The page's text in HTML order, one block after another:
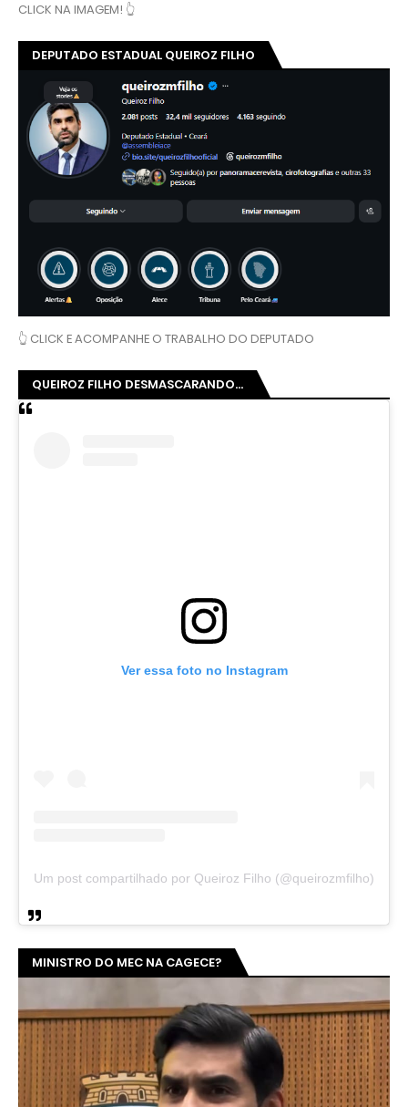
CLICK NA IMAGEM! 👆
DEPUTADO ESTADUAL QUEIROZ FILHO
👆 CLICK E ACOMPANHE O TRABALHO DO DEPUTADO
QUEIROZ FILHO DESMASCARANDO...
Ver essa foto no Instagram
Um post compartilhado por Queiroz Filho (@queirozmfilho)
MINISTRO DO MEC NA CAGECE?